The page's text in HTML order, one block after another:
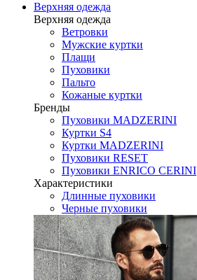
Верхняя одежда
Верхняя одежда
Ветровки
Мужские куртки
Плащи
Пуховики
Пальто
Кожаные куртки
Бренды
Пуховики MADZERINI
Куртки S4
Куртки MADZERINI
Пуховики RESET
Пуховики ENRICO CERINI
Характеристики
Длинные пуховики
Черные пуховики